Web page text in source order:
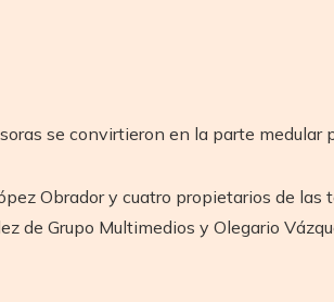
se convirtieron en la parte medular
Obrador y cuatro propietarios de
de Grupo Multimedios y Olegario